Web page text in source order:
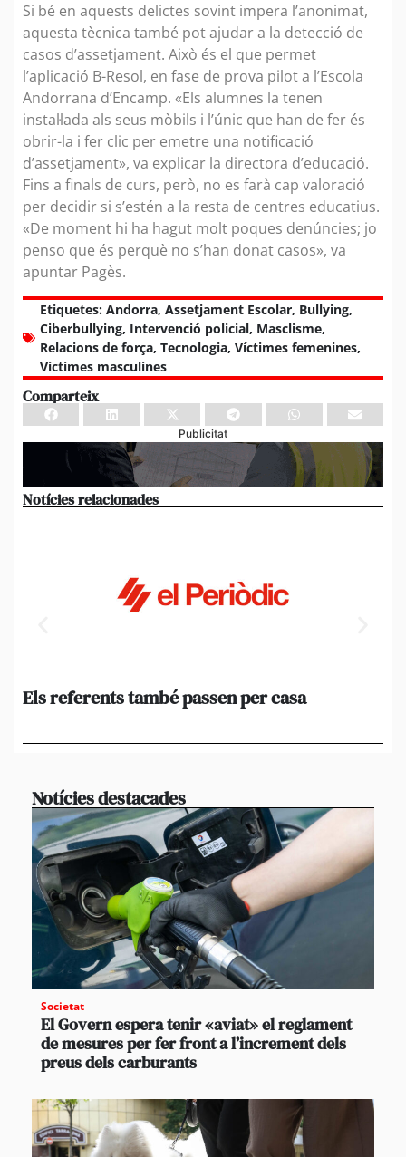
Si bé en aquests delictes sovint impera l’anonimat,
aquesta tècnica també pot ajudar a la detecció de
casos d’assetjament. Això és el que permet
l’aplicació B-Resol, en fase de prova pilot a l’Escola
Andorrana d’Encamp. «Els alumnes la tenen
instal·lada als seus mòbils i l’únic que han de fer és
obrir-la i fer clic per emetre una notificació
d’assetjament», va explicar la directora d’educació.
Fins a finals de curs, però, no es farà cap valoració
per decidir si s’estén a la resta de centres educatius.
«De moment hi ha hagut molt poques denúncies; jo
penso que és perquè no s’han donat casos», va
apuntar Pagès.
Etiquetes: Andorra, Assetjament Escolar, Bullying,
Ciberbullying, Intervenció policial, Masclisme,
Relacions de força, Tecnologia, Víctimes femenines,
Víctimes masculines
Comparteix
Publicitat
Notícies relacionades
Els referents també passen per casa
Notícies destacades
Societat
El Govern espera tenir «aviat» el reglament
de mesures per fer front a l’increment dels
preus dels carburants